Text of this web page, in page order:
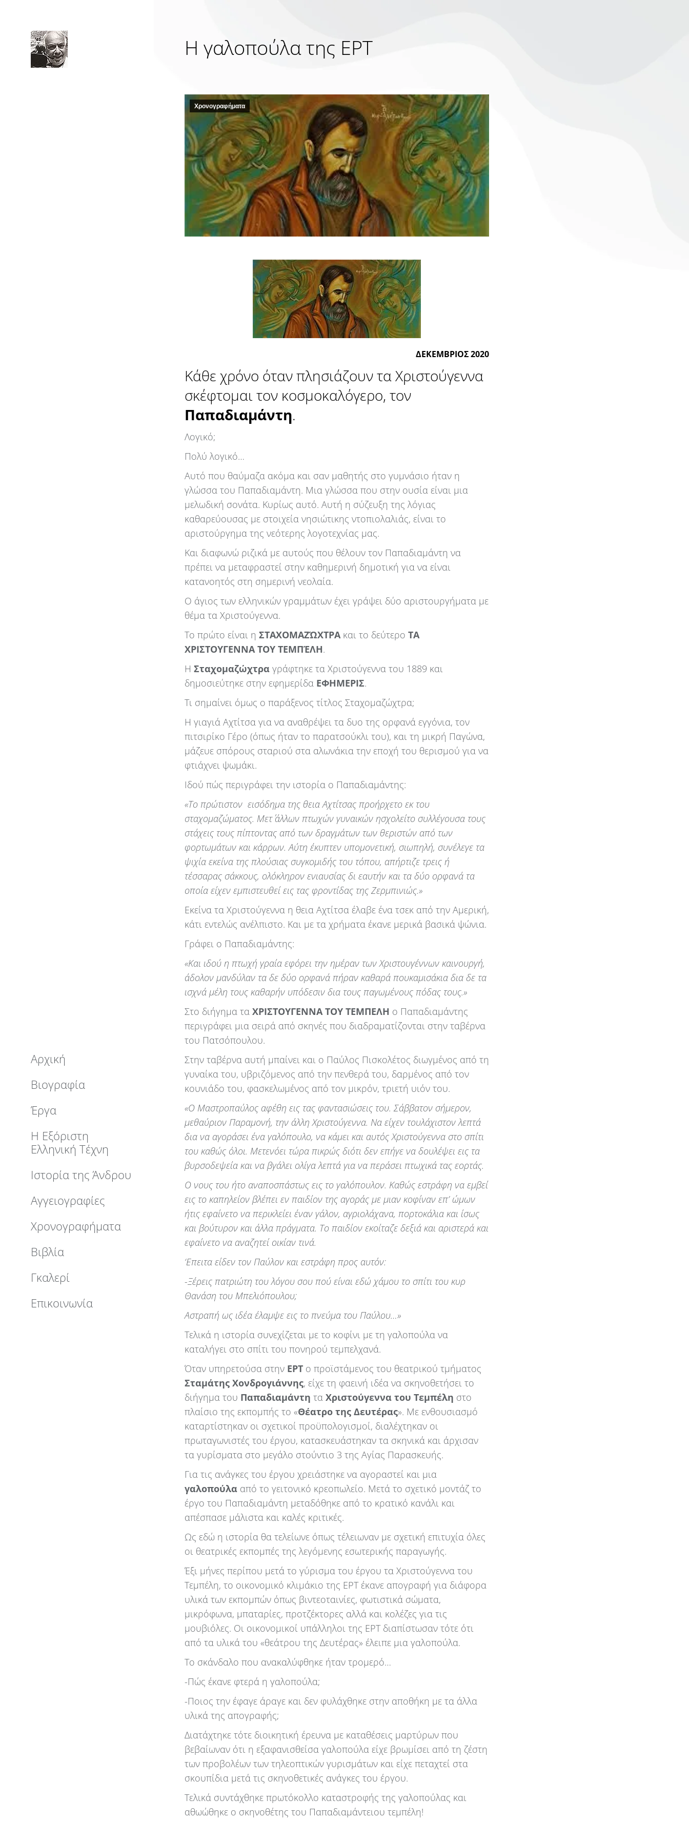
Αρχική
Βιογραφία
Έργα
Η Εξόριστη
Ελληνική Τέχνη
Ιστορία της Άνδρου
Αγγειογραφίες
Χρονογραφήματα
Βιβλία
Γκαλερί
Επικοινωνία
Η γαλοπούλα της ΕΡΤ
Χρονογραφήματα
ΔΕΚΕΜΒΡΙΟΣ 2020
Κάθε χρόνο όταν πλησιάζουν τα Χριστούγεννα
σκέφτομαι τον κοσμοκαλόγερο, τον
Παπαδιαμάντη.
Λογικό;
Πολύ λογικό…
Αυτό που θαύμαζα ακόμα και σαν μαθητής στο γυμνάσιο ήταν η
γλώσσα του Παπαδιαμάντη. Μια γλώσσα που στην ουσία είναι μια
μελωδική σονάτα. Κυρίως αυτό. Αυτή η σύζευξη της λόγιας
καθαρεύουσας με στοιχεία νησιώτικης ντοπιολαλιάς, είναι το
αριστούργημα της νεότερης λογοτεχνίας μας.
Και διαφωνώ ριζικά με αυτούς που θέλουν τον Παπαδιαμάντη να
πρέπει να μεταφραστεί στην καθημερινή δημοτική για να είναι
κατανοητός στη σημερινή νεολαία.
Ο άγιος των ελληνικών γραμμάτων έχει γράψει δύο αριστουργήματα με
θέμα τα Χριστούγεννα.
Το πρώτο είναι η ΣΤΑΧΟΜΑΖΏΧΤΡΑ και το δεύτερο ΤΑ
ΧΡΙΣΤΟΥΓΕΝΝΑ ΤΟΥ ΤΕΜΠΈΛΗ.
Η Σταχομαζώχτρα γράφτηκε τα Χριστούγεννα του 1889 και
δημοσιεύτηκε στην εφημερίδα ΕΦΗΜΕΡΙΣ.
Τι σημαίνει όμως ο παράξενος τίτλος Σταχομαζώχτρα;
Η γιαγιά Αχτίτσα για να αναθρέψει τα δυο της ορφανά εγγόνια, τον
πιτσιρίκο Γέρο (όπως ήταν το παρατσούκλι του), και τη μικρή Παγώνα,
μάζευε σπόρους σταριού στα αλωνάκια την εποχή του θερισμού για να
φτιάχνει ψωμάκι.
Ιδού πώς περιγράφει την ιστορία ο Παπαδιαμάντης:
«Το πρώτιστον εισόδημα της θεια Αχτίτσας προήρχετο εκ του
σταχομαζώματος. Μετ΄ άλλων πτωχών γυναικών ησχολείτο συλλέγουσα τους
στάχεις τους πίπτοντας από των δραγμάτων των θεριστών από των
φορτωμάτων και κάρρων. Αύτη έκυπτεν υπομονετική, σιωπηλή, συνέλεγε τα
ψιχία εκείνα της πλούσιας συγκομιδής του τόπου, απήρτιζε τρεις ή
τέσσαρας σάκκους, ολόκληρον ενιαυσίας δι εαυτήν και τα δύο ορφανά τα
οποία είχεν εμπιστευθεί εις τας φροντίδας της Ζερμπινιώς.»
Εκείνα τα Χριστούγεννα η θεια Αχτίτσα έλαβε ένα τσεκ από την Αμερική,
κάτι εντελώς ανέλπιστο. Και με τα χρήματα έκανε μερικά βασικά ψώνια.
Γράφει ο Παπαδιαμάντης:
«Και ιδού η πτωχή γραία εφόρει την ημέραν των Χριστουγέννων καινουργή,
άδολον μανδύλαν τα δε δύο ορφανά πήραν καθαρά πουκαμισάκια δια δε τα
ισχνά μέλη τους καθαρήν υπόδεσιν δια τους παγωμένους πόδας τους.»
Στο διήγημα τα ΧΡΙΣΤΟΥΓΕΝΝΑ ΤΟΥ ΤΕΜΠΕΛΗ ο Παπαδιαμάντης
περιγράφει μια σειρά από σκηνές που διαδραματίζονται στην ταβέρνα
του Πατσόπουλου.
Στην ταβέρνα αυτή μπαίνει και ο Παύλος Πισκολέτος διωγμένος από τη
γυναίκα του, υβριζόμενος από την πενθερά του, δαρμένος από τον
κουνιάδο του, φασκελωμένος από τον μικρόν, τριετή υιόν του.
«Ο Μαστροπαύλος αφέθη εις τας φαντασιώσεις του. Σάββατον σήμερον,
μεθαύριον Παραμονή, την άλλη Χριστούγεννα. Να είχεν τουλάχιστον λεπτά
δια να αγοράσει ένα γαλόπουλο, να κάμει και αυτός Χριστούγεννα στο σπίτι
του καθώς όλοι. Μετενόει τώρα πικρώς διότι δεν επήγε να δουλέψει εις τα
βυρσοδεψεία και να βγάλει ολίγα λεπτά για να περάσει πτωχικά τας εορτάς.
Ο νους του ήτο αναποσπάστως εις το γαλόπουλον. Καθώς εστράφη να εμβεί
εις το καπηλείον βλέπει εν παιδίον της αγοράς με μιαν κοφίναν επ’ ώμων
ήτις εφαίνετο να περικλείει έναν γάλον, αγριολάχανα, πορτοκάλια και ίσως
και βούτυρον και άλλα πράγματα. Το παιδίον εκοίταζε δεξιά και αριστερά και
εφαίνετο να αναζητεί οικίαν τινά.
‘Επειτα είδεν τον Παύλον και εστράφη προς αυτόν:
-Ξέρεις πατριώτη του λόγου σου πού είναι εδώ χάμου το σπίτι του κυρ
Θανάση του Μπελιόπουλου;
Αστραπή ως ιδέα έλαμψε εις το πνεύμα του Παύλου…»
Τελικά η ιστορία συνεχίζεται με το κοφίνι με τη γαλοπούλα να
καταλήγει στο σπίτι του πονηρού τεμπελχανά.
Όταν υπηρετούσα στην ΕΡΤ ο προϊστάμενος του θεατρικού τμήματος
Σταμάτης Χονδρογιάννης, είχε τη φαεινή ιδέα να σκηνοθετήσει το
διήγημα του Παπαδιαμάντη τα Χριστούγεννα του Τεμπέλη στο
πλαίσιο της εκπομπής το «Θέατρο της Δευτέρας». Με ενθουσιασμό
καταρτίστηκαν οι σχετικοί προϋπολογισμοί, διαλέχτηκαν οι
πρωταγωνιστές του έργου, κατασκευάστηκαν τα σκηνικά και άρχισαν
τα γυρίσματα στο μεγάλο στούντιο 3 της Αγίας Παρασκευής.
Για τις ανάγκες του έργου χρειάστηκε να αγοραστεί και μια
γαλοπούλα από το γειτονικό κρεοπωλείο. Μετά το σχετικό μοντάζ το
έργο του Παπαδιαμάντη μεταδόθηκε από το κρατικό κανάλι και
απέσπασε μάλιστα και καλές κριτικές.
Ως εδώ η ιστορία θα τελείωνε όπως τέλειωναν με σχετική επιτυχία όλες
οι θεατρικές εκπομπές της λεγόμενης εσωτερικής παραγωγής.
Έξι μήνες περίπου μετά το γύρισμα του έργου τα Χριστούγεννα του
Τεμπέλη, το οικονομικό κλιμάκιο της ΕΡΤ έκανε απογραφή για διάφορα
υλικά των εκπομπών όπως βιντεοταινίες, φωτιστικά σώματα,
μικρόφωνα, μπαταρίες, προτζέκτορες αλλά και κολέζες για τις
μουβιόλες. Οι οικονομικοί υπάλληλοι της ΕΡΤ διαπίστωσαν τότε ότι
από τα υλικά του «θεάτρου της Δευτέρας» έλειπε μια γαλοπούλα.
Το σκάνδαλο που ανακαλύφθηκε ήταν τρομερό…
-Πώς έκανε φτερά η γαλοπούλα;
-Ποιος την έφαγε άραγε και δεν φυλάχθηκε στην αποθήκη με τα άλλα
υλικά της απογραφής;
Διατάχτηκε τότε διοικητική έρευνα με καταθέσεις μαρτύρων που
βεβαίωναν ότι η εξαφανισθείσα γαλοπούλα είχε βρωμίσει από τη ζέστη
των προβολέων των τηλεοπτικών γυρισμάτων και είχε πεταχτεί στα
σκουπίδια μετά τις σκηνοθετικές ανάγκες του έργου.
Τελικά συντάχθηκε πρωτόκολλο καταστροφής της γαλοπούλας και
αθωώθηκε ο σκηνοθέτης του Παπαδιαμάντειου τεμπέλη!